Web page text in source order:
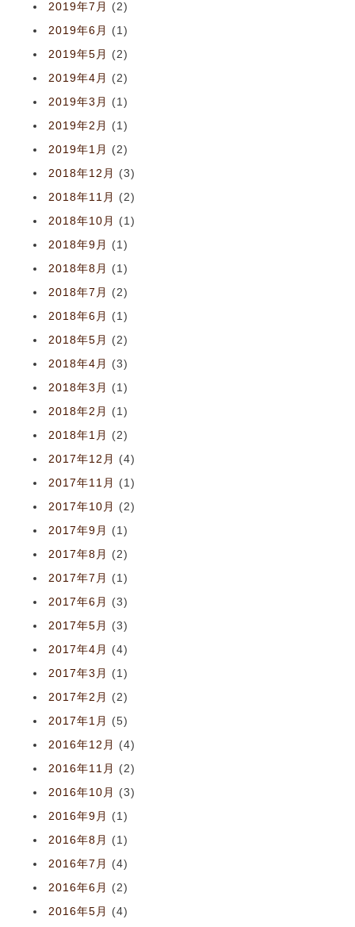
2019年7月
(2)
2019年6月
(1)
2019年5月
(2)
2019年4月
(2)
2019年3月
(1)
2019年2月
(1)
2019年1月
(2)
2018年12月
(3)
2018年11月
(2)
2018年10月
(1)
2018年9月
(1)
2018年8月
(1)
2018年7月
(2)
2018年6月
(1)
2018年5月
(2)
2018年4月
(3)
2018年3月
(1)
2018年2月
(1)
2018年1月
(2)
2017年12月
(4)
2017年11月
(1)
2017年10月
(2)
2017年9月
(1)
2017年8月
(2)
2017年7月
(1)
2017年6月
(3)
2017年5月
(3)
2017年4月
(4)
2017年3月
(1)
2017年2月
(2)
2017年1月
(5)
2016年12月
(4)
2016年11月
(2)
2016年10月
(3)
2016年9月
(1)
2016年8月
(1)
2016年7月
(4)
2016年6月
(2)
2016年5月
(4)